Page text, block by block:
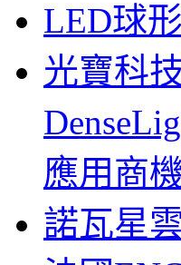
LED球
光寶科
應用商
諾瓦星